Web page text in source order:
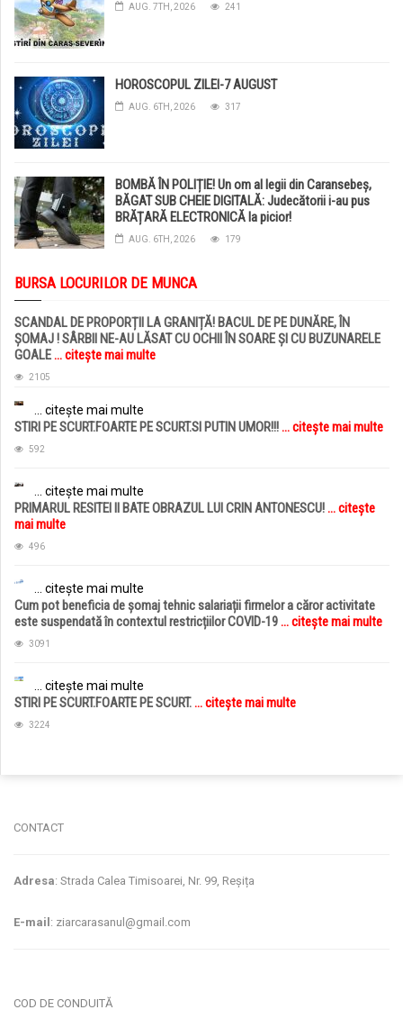
AUG. 7TH, 2026 241
HOROSCOPUL ZILEI-7 AUGUST
AUG. 6TH, 2026 317
BOMBĂ ÎN POLIȚIE! Un om al legii din Caransebeș,
BĂGAT SUB CHEIE DIGITALĂ: Judecătorii i-au pus
BRĂȚARĂ ELECTRONICĂ la picior!
AUG. 6TH, 2026 179
BURSA LOCURILOR DE MUNCA
SCANDAL DE PROPORȚII LA GRANIȚĂ! BACUL DE PE DUNĂRE, ÎN
ȘOMAJ ! SÂRBII NE-AU LĂSAT CU OCHII ÎN SOARE ȘI CU BUZUNARELE
GOALE... citește mai multe
2105
... citește mai multe
STIRI PE SCURT.FOARTE PE SCURT.SI PUTIN UMOR!!!... citește mai multe
592
... citește mai multe
PRIMARUL RESITEI II BATE OBRAZUL LUI CRIN ANTONESCU!... citește
mai multe
496
... citește mai multe
Cum pot beneficia de șomaj tehnic salariații firmelor a căror activitate
este suspendată în contextul restricțiilor COVID-19... citește mai multe
3091
... citește mai multe
STIRI PE SCURT.FOARTE PE SCURT.... citește mai multe
3224
CONTACT
Adresa: Strada Calea Timisoarei, Nr. 99, Reșița
E-mail: ziarcarasanul@gmail.com
COD DE CONDUITĂ